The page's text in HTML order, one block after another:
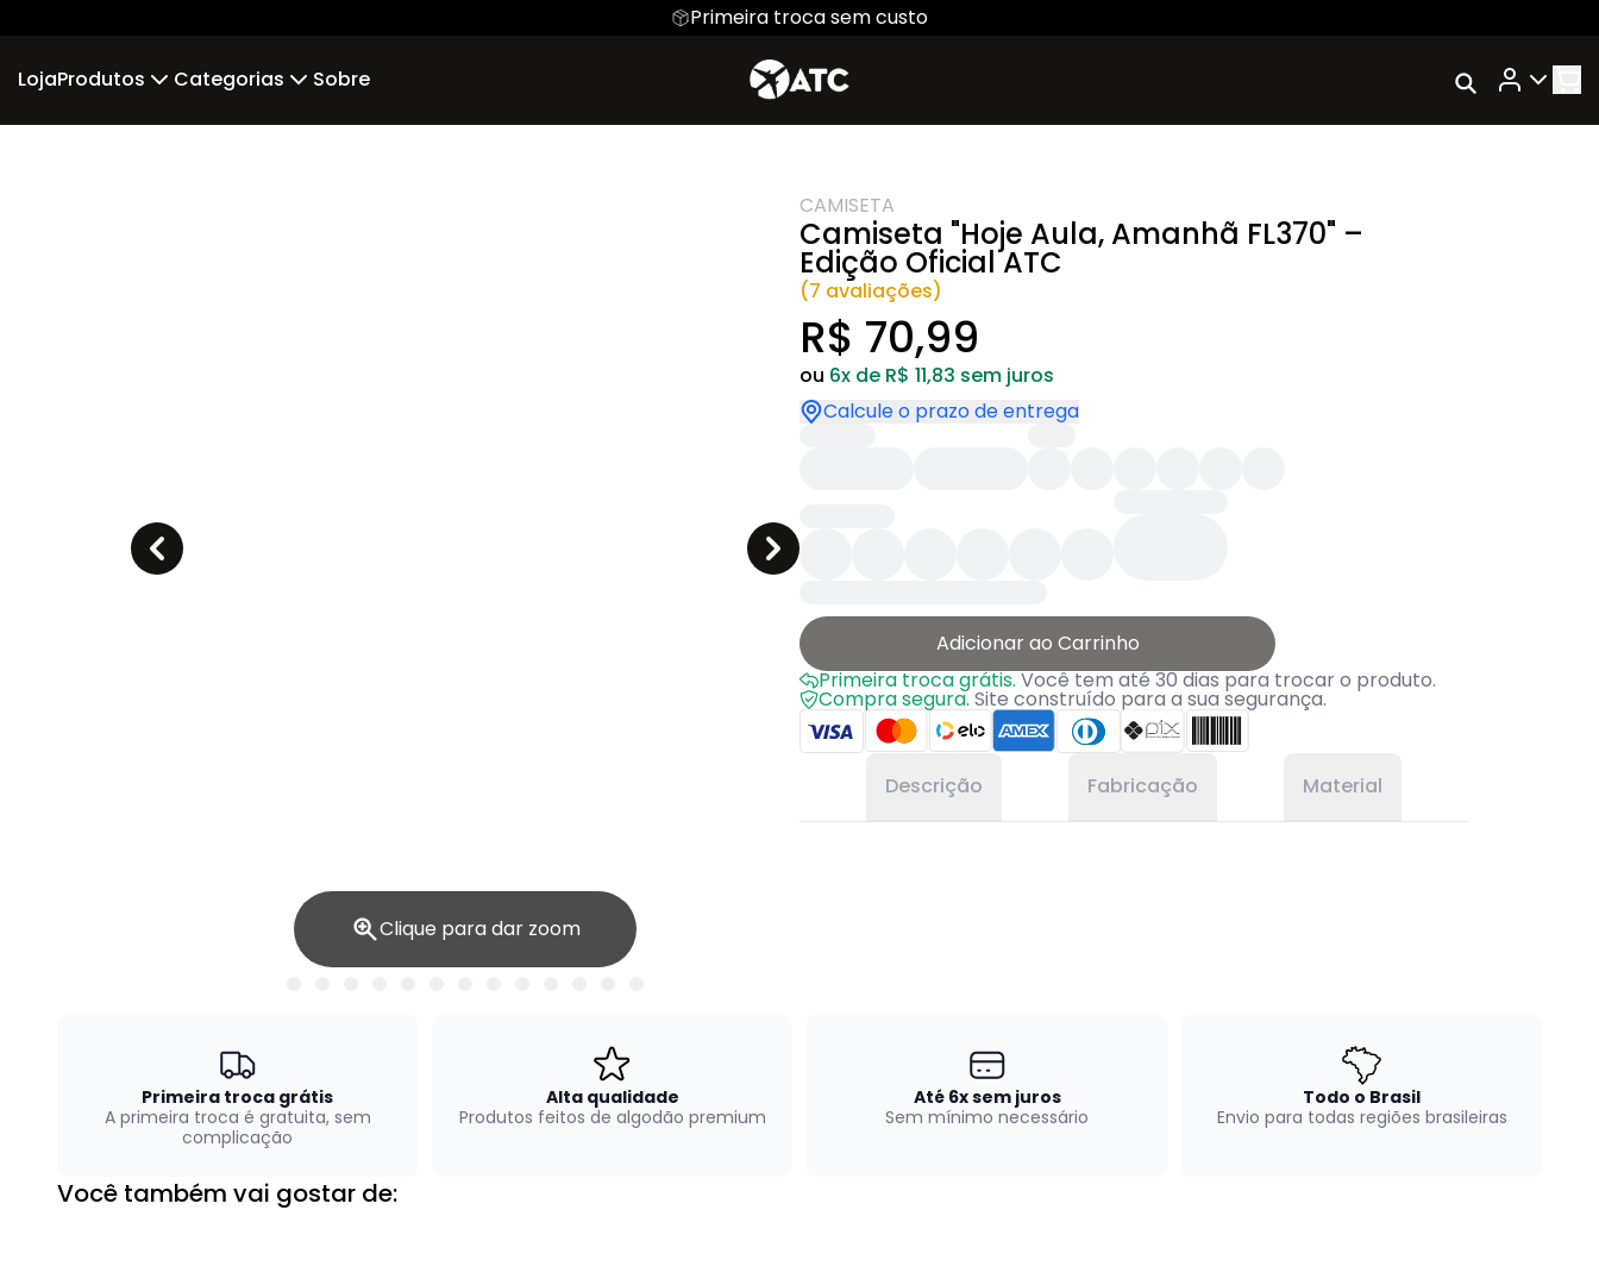
Primeira troca sem custo
LojaProdutos
Camiseta
Camiseta Algodão Peruano Hoodie Moletom Suéter Moletom
Categorias
Piloto
Comissário de Voo Linha Oficial ATC
Mecânico
Sobre
Rastrear Meu
Clique para dar zoom
CAMISETA
Camiseta "Hoje Aula, Amanhã FL370" –
Edição Oficial ATC
(7 avaliações)
R$ 70,99
ou 6x de R$ 11,83 sem juros
Calcule o prazo de entrega
Adicionar ao Carrinho
Primeira troca grátis.Você tem até 30 dias para trocar o produto.
Compra segura.Site construído para a sua segurança.
Descrição Fabricação Material
Primeira troca grátis
A primeira troca é gratuita, sem
complicação
Alta qualidade
Produtos feitos de algodão premium
Até 6x sem juros
Sem mínimo necessário
Todo o Brasil
Envio para todas regiões brasileiras
Você também vai gostar de: